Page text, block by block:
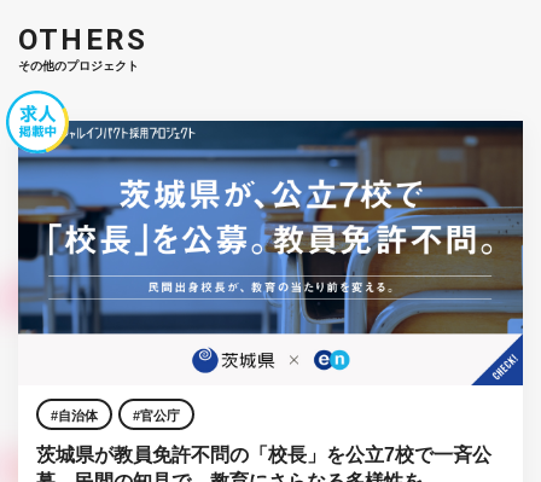
OTHERS
その他のプロジェクト
自治体 官公庁
茨城県が教員免許不問の「校長」を公立7校で一斉公